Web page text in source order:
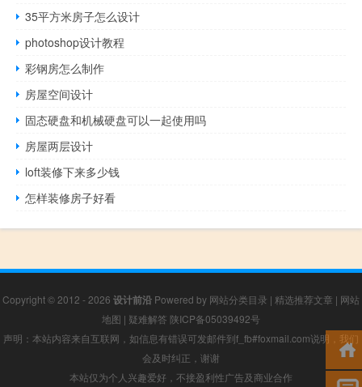
35平方米房子怎么设计
photoshop设计教程
彩钢房怎么制作
房屋空间设计
固态硬盘和机械硬盘可以一起使用吗
房屋两层设计
loft装修下来多少钱
怎样装修房子好看
Copyright © 2012 - 2026 设计前沿 Powered by 网站分类目录 | 精选推荐文章 | 网站
地图 | 疑难解答 陕ICP备05039492号
声明：本站内容来自互联网，如信息有错误可发邮件到f_fb#foxmail.com说明，我们
会及时纠正，谢谢
本站仅为个人兴趣爱好，不接盈利性广告及商业合作